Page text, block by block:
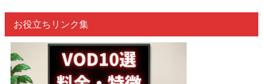
お役立ちリンク集